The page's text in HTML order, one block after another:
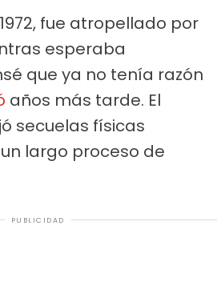
fue atropellado por
esperaba
que ya no tenía razón
años más tarde. El
secuelas físicas
largo proceso de
PUBLICIDAD